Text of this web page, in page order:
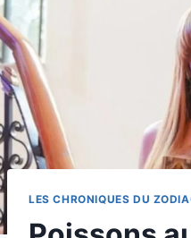
LES CHRONIQUES DU